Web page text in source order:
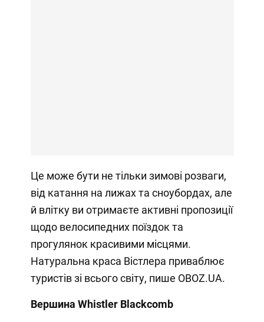
Це може бути не тільки зимові розваги,
від катання на лижах та сноубордах, але
й влітку ви отримаєте активні пропозиції
щодо велосипедних поїздок та
прогулянок красивими місцями.
Натуральна краса Вістлера приваблює
туристів зі всього світу, пише OBOZ.UA.
Вершина Whistler Blackcomb